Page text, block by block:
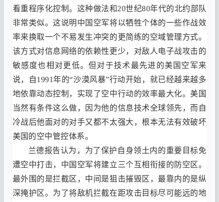
看重程序化控制。 这种做法和20世纪80年代的北约部队
非常类似。这说明中国空军将以牺牲个体的一些作战效
率来换取一个不易发生冲突的更简练的空域管理方式。
该方式对信息网络的依赖性更少， 对敌人电子战攻击的
敏感度也相对更低。但对于技术最先进的美国空军来
说， 自 1991年的“沙漠风暴”行动开始， 就已经越来越多
地依靠动态控制 ， 实现了空中行动的效率最大化。 美国
当然有条件这么做， 因为他的信息技术全球领先， 而自
冷战后他面对的对手又都不太强大 ，根本无法有效破坏
美国的空中管控体系。
兰德报告认为 ， 为了保护自身领土内的重要目标免
遭空中打击， 中国空军将建立三个互相衔接的防空区 。
最外围的是拦截区 ， 中间是狙击摧毁区 ，最靠内的是纵
深掩护区 。 为了将敌机拦截在距攻击目标尽可能远的地